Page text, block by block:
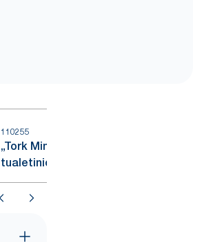
110255
„Tork Mini Jumbo“ ypač minkšto
tualetinio popieriaus ritinys,
baltas, T2